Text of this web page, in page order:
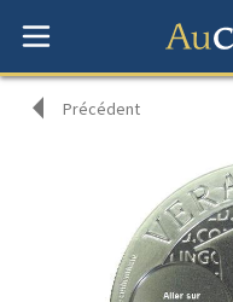
Précédent